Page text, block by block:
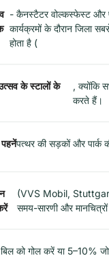
- कैनस्टैटर वोल्कस्फेस्ट और
कार्यक्रमों के दौरान जिला
होता है (
के स्टालों के
, क्योंकि
करते हैं।
पत्थर की सड़कों और पार्क
(VVS Mobil,
समय-सारणी और
बिल को गोल करें या 5–10%